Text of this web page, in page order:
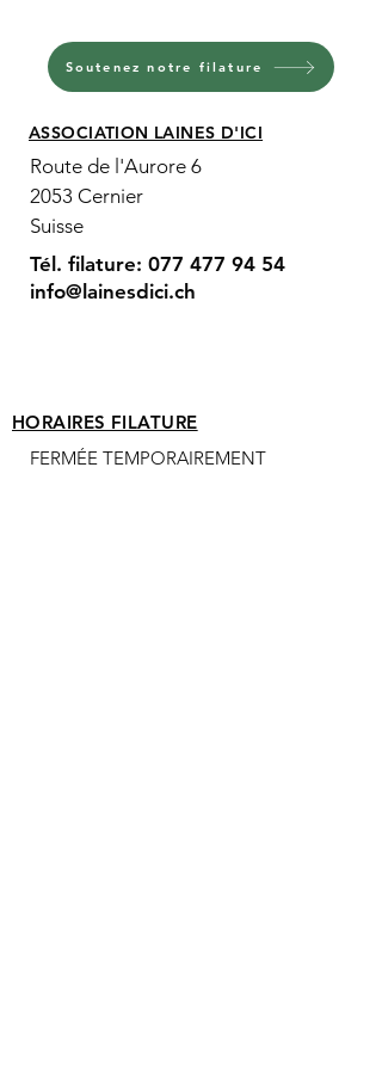
Soutenez notre filature
ASSOCIATION LAINES D'ICI
Route de l'Aurore 6
2053 Cernier
Suisse
Tél. filature: 077 477 94 54
info@lainesdici.ch
HORAIRES FILATURE
FERMÉE TEMPORAIREMENT